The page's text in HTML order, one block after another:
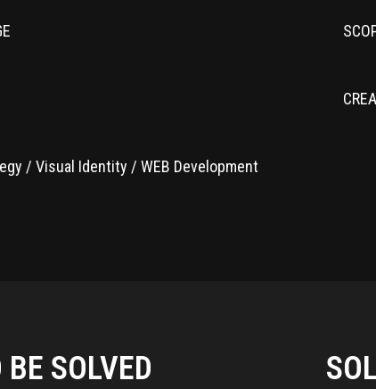
/ Visual Identity / WEB Development
SOLVED